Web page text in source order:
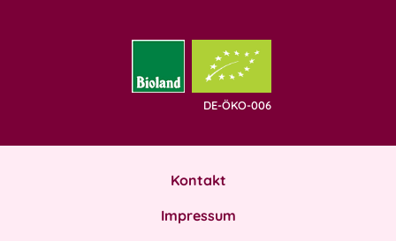
DE-ÖKO-006
Kontakt
Impressum